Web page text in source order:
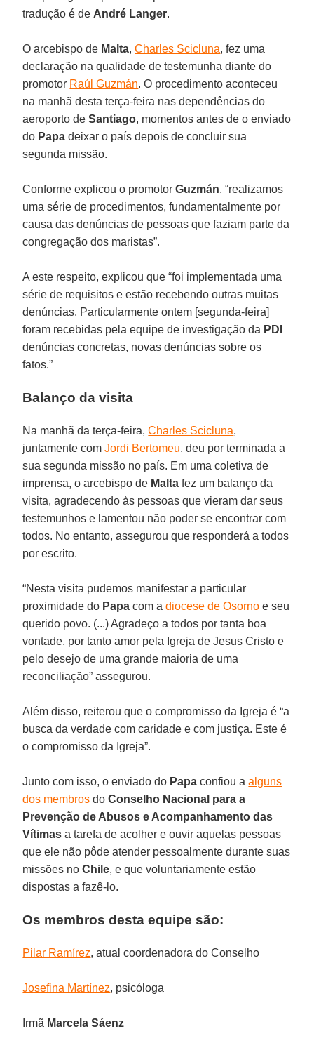
tradução é de André Langer.
O arcebispo de Malta,Charles Scicluna, fez uma
declaração na qualidade de testemunha diante do
promotor Raúl Guzmán. O procedimento aconteceu
na manhã desta terça-feira nas dependências do
aeroporto deSantiago, momentos antes de o enviado
do Papa deixar o país depois de concluir sua
segunda missão.
Conforme explicou o promotorGuzmán, “realizamos
uma série de procedimentos, fundamentalmente por
causa das denúncias de pessoas que faziam parte da
congregação dos maristas”.
A este respeito, explicou que “foi implementada uma
série de requisitos e estão recebendo outras muitas
denúncias. Particularmente ontem [segunda-feira]
foram recebidas pela equipe de investigação da PDI
denúncias concretas, novas denúncias sobre os
fatos.”
Balanço da visita
Na manhã da terça-feira,Charles Scicluna,
juntamente comJordi Bertomeu, deu por terminada a
sua segunda missão no país. Em uma coletiva de
imprensa, o arcebispo de Malta fez um balanço da
visita, agradecendo às pessoas que vieram dar seus
testemunhos e lamentou não poder se encontrar com
todos. No entanto, assegurou que responderá a todos
por escrito.
“Nesta visita pudemos manifestar a particular
proximidade do Papa com adiocese de Osorno e seu
querido povo. (...) Agradeço a todos por tanta boa
vontade, por tanto amor pela Igreja de Jesus Cristo e
pelo desejo de uma grande maioria de uma
reconciliação” assegurou.
Além disso, reiterou que o compromisso da Igreja é “a
busca da verdade com caridade e com justiça. Este é
o compromisso da Igreja”.
Junto com isso, o enviado do Papa confiou aalguns
dos membros doConselho Nacional para a
Prevenção de Abusos e Acompanhamento das
Vítimas a tarefa de acolher e ouvir aquelas pessoas
que ele não pôde atender pessoalmente durante suas
missões noChile, e que voluntariamente estão
dispostas a fazê-lo.
Os membros desta equipe são:
Pilar Ramírez, atual coordenadora do Conselho
Josefina Martínez, psicóloga
Irmã Marcela Sáenz